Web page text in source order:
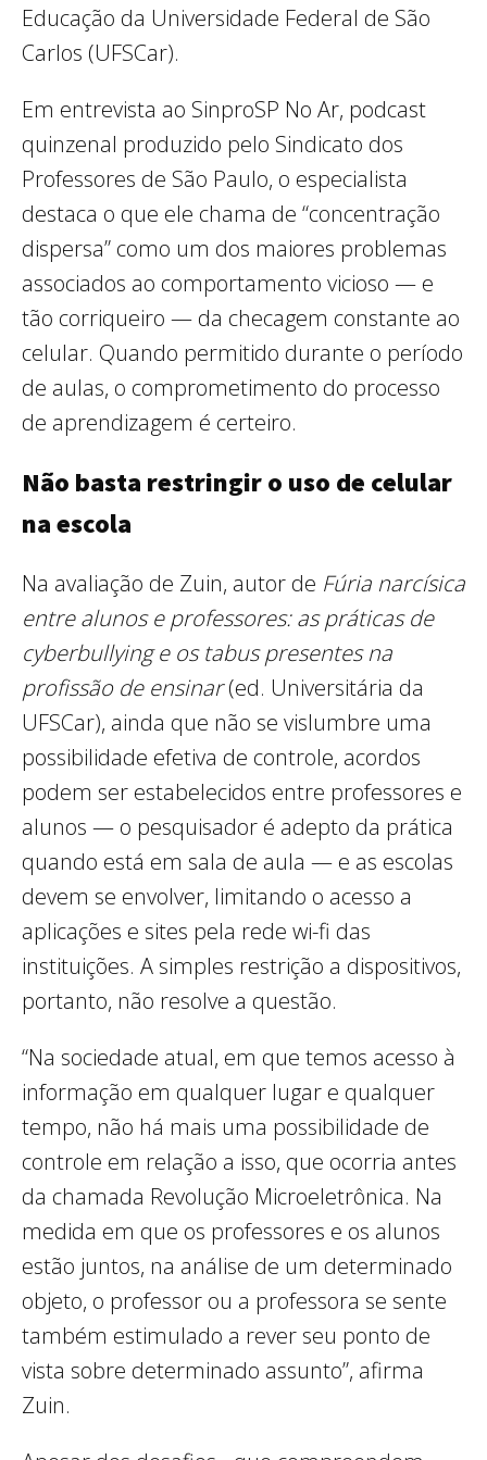
Educação da Universidade Federal de São
Carlos (UFSCar).
Em entrevista ao SinproSP No Ar, podcast
quinzenal produzido pelo Sindicato dos
Professores de São Paulo, o especialista
destaca o que ele chama de “concentração
dispersa” como um dos maiores problemas
associados ao comportamento vicioso — e
tão corriqueiro — da checagem constante ao
celular. Quando permitido durante o período
de aulas, o comprometimento do processo
de aprendizagem é certeiro.
Não basta restringir o uso de celular
na escola
Na avaliação de Zuin, autor de Fúria narcísica
entre alunos e professores: as práticas de
cyberbullying e os tabus presentes na
profissão de ensinar(ed. Universitária da
UFSCar), ainda que não se vislumbre uma
possibilidade efetiva de controle, acordos
podem ser estabelecidos entre professores e
alunos — o pesquisador é adepto da prática
quando está em sala de aula — e as escolas
devem se envolver, limitando o acesso a
aplicações e sites pela rede wi-fi das
instituições. A simples restrição a dispositivos,
portanto, não resolve a questão.
“Na sociedade atual, em que temos acesso à
informação em qualquer lugar e qualquer
tempo, não há mais uma possibilidade de
controle em relação a isso, que ocorria antes
da chamada Revolução Microeletrônica. Na
medida em que os professores e os alunos
estão juntos, na análise de um determinado
objeto, o professor ou a professora se sente
também estimulado a rever seu ponto de
vista sobre determinado assunto”, afirma
Zuin.